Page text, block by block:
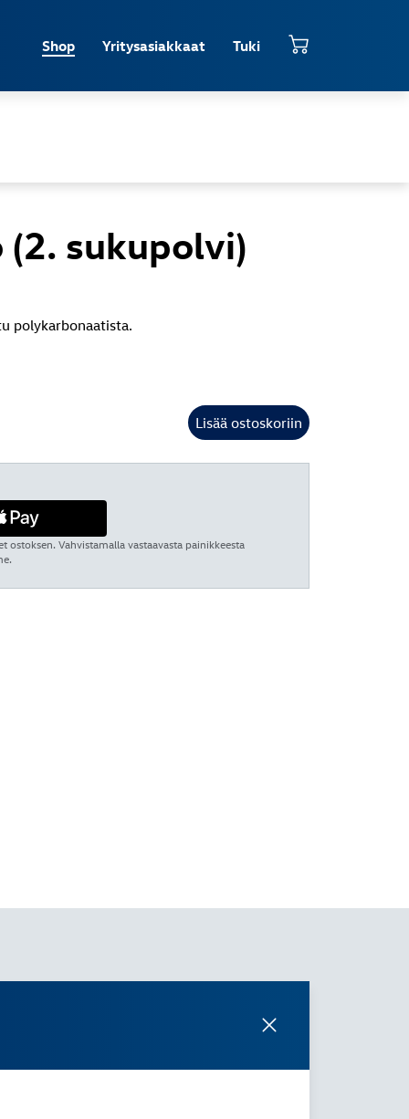
Shop Yritysasiakkaat Tuki
(2. sukupolvi)
polykarbonaatista.
Lisää ostoskoriin
Vahvistamalla vastaavasta painikkeesta